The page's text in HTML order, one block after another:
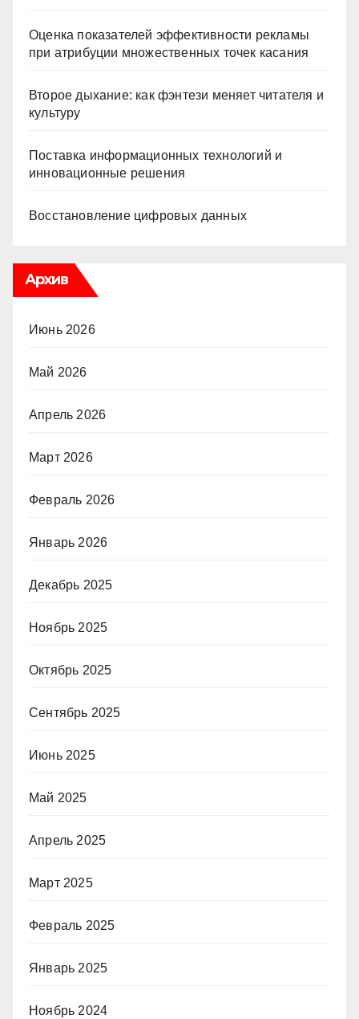
Оценка показателей эффективности рекламы
при атрибуции множественных точек касания
Второе дыхание: как фэнтези меняет читателя и
культуру
Поставка информационных технологий и
инновационные решения
Восстановление цифровых данных
Архив
Июнь 2026
Май 2026
Апрель 2026
Март 2026
Февраль 2026
Январь 2026
Декабрь 2025
Ноябрь 2025
Октябрь 2025
Сентябрь 2025
Июнь 2025
Май 2025
Апрель 2025
Март 2025
Февраль 2025
Январь 2025
Ноябрь 2024